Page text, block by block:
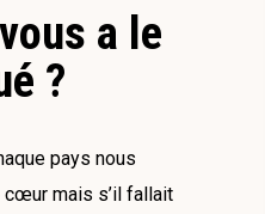
a le
?
pays nous
mais s’il fallait